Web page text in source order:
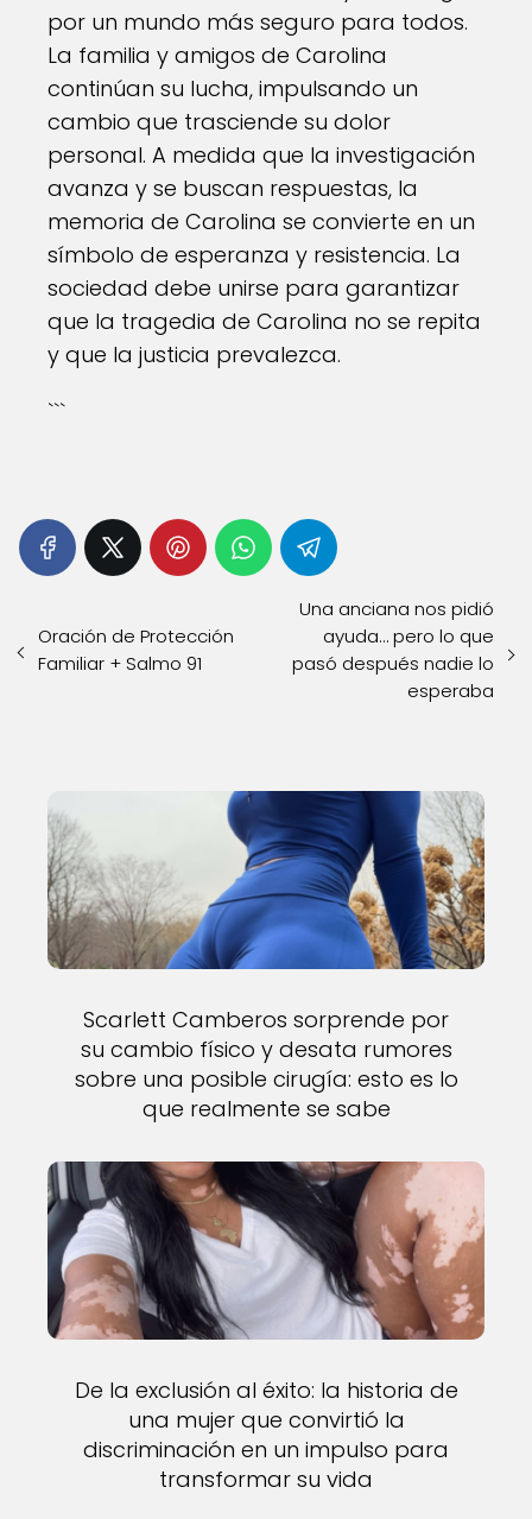
por un mundo más seguro para todos.
La familia y amigos de Carolina
continúan su lucha, impulsando un
cambio que trasciende su dolor
personal. A medida que la investigación
avanza y se buscan respuestas, la
memoria de Carolina se convierte en un
símbolo de esperanza y resistencia. La
sociedad debe unirse para garantizar
que la tragedia de Carolina no se repita
y que la justicia prevalezca.
```
Oración de Protección
Familiar + Salmo 91
Una anciana nos pidió
ayuda… pero lo que
pasó después nadie lo
esperaba
Scarlett Camberos sorprende por
su cambio físico y desata rumores
sobre una posible cirugía: esto es lo
que realmente se sabe
De la exclusión al éxito: la historia de
una mujer que convirtió la
discriminación en un impulso para
transformar su vida